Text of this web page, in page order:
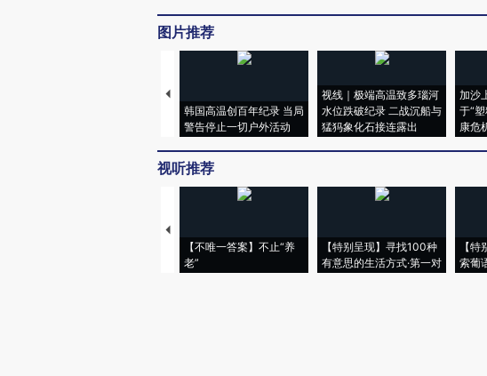
图片推荐
韩国高温创百年纪录 当局
警告停止一切户外活动
视线｜极端高温致多瑙河
水位跌破纪录 二战沉船与
猛犸象化石接连露出
加沙
于“
康危
视听推荐
【不唯一答案】不止“养
老”
【特别呈现】寻找100种
有意思的生活方式·第一对
【
索葡